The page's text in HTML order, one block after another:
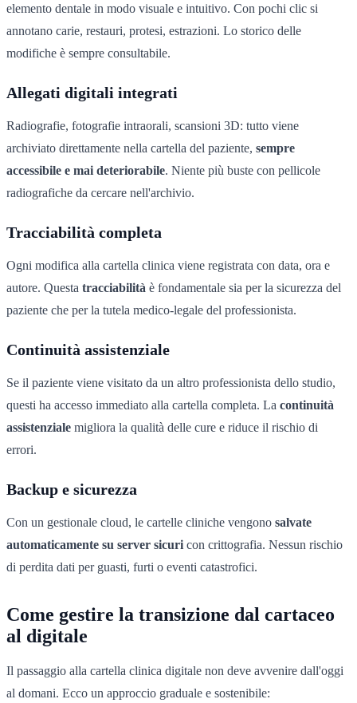
elemento dentale in modo visuale e intuitivo. Con pochi clic si
annotano carie, restauri, protesi, estrazioni. Lo storico delle
modifiche è sempre consultabile.
Allegati digitali integrati
Radiografie, fotografie intraorali, scansioni 3D: tutto viene
archiviato direttamente nella cartella del paziente, sempre
accessibile e mai deteriorabile. Niente più buste con pellicole
radiografiche da cercare nell'archivio.
Tracciabilità completa
Ogni modifica alla cartella clinica viene registrata con data, ora e
autore. Questa tracciabilità è fondamentale sia per la sicurezza del
paziente che per la tutela medico-legale del professionista.
Continuità assistenziale
Se il paziente viene visitato da un altro professionista dello studio,
questi ha accesso immediato alla cartella completa. La continuità
assistenziale migliora la qualità delle cure e riduce il rischio di
errori.
Backup e sicurezza
Con un gestionale cloud, le cartelle cliniche vengono salvate
automaticamente su server sicuri con crittografia. Nessun rischio
di perdita dati per guasti, furti o eventi catastrofici.
Come gestire la transizione dal cartaceo
al digitale
Il passaggio alla cartella clinica digitale non deve avvenire dall'oggi
al domani. Ecco un approccio graduale e sostenibile: